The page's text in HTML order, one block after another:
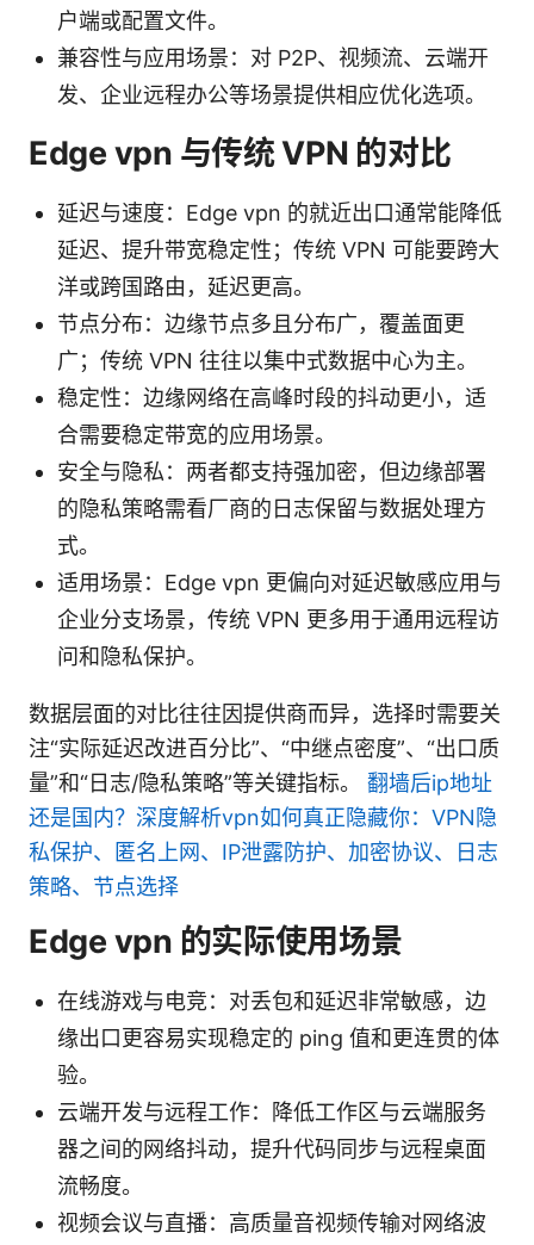
户端或配置文件。
兼容性与应用场景：对 P2P、视频流、云端开
发、企业远程办公等场景提供相应优化选项。
Edge vpn 与传统 VPN 的对比
延迟与速度：Edge vpn 的就近出口通常能降低
延迟、提升带宽稳定性；传统 VPN 可能要跨大
洋或跨国路由，延迟更高。
节点分布：边缘节点多且分布广，覆盖面更
广；传统 VPN 往往以集中式数据中心为主。
稳定性：边缘网络在高峰时段的抖动更小，适
合需要稳定带宽的应用场景。
安全与隐私：两者都支持强加密，但边缘部署
的隐私策略需看厂商的日志保留与数据处理方
式。
适用场景：Edge vpn 更偏向对延迟敏感应用与
企业分支场景，传统 VPN 更多用于通用远程访
问和隐私保护。
数据层面的对比往往因提供商而异，选择时需要关
注“实际延迟改进百分比”、“中继点密度”、“出口质
量”和“日志/隐私策略”等关键指标。 翻墙后ip地址
还是国内？深度解析vpn如何真正隐藏你：VPN隐
私保护、匿名上网、IP泄露防护、加密协议、日志
策略、节点选择
Edge vpn 的实际使用场景
在线游戏与电竞：对丢包和延迟非常敏感，边
缘出口更容易实现稳定的 ping 值和更连贯的体
验。
云端开发与远程工作：降低工作区与云端服务
器之间的网络抖动，提升代码同步与远程桌面
流畅度。
视频会议与直播：高质量音视频传输对网络波